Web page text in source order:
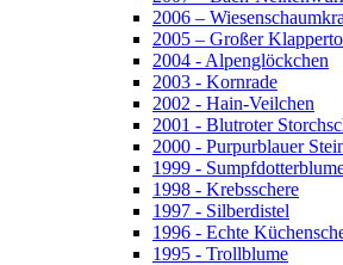
2006 –
2005 – Großer
2004 - Alpenglöckchen
2003 - Kornrade
2002 - Hain-Veilchen
2001 - Blutroter
2000 - Purpurblauer
1999 -
1998 - Krebsschere
1997 - Silberdistel
1996 - Echte
1995 - Trollblume